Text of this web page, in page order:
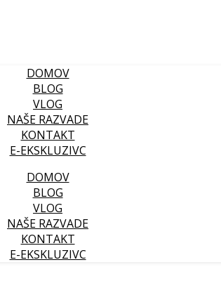
DOMOV
BLOG
VLOG
NAŠE RAZVADE
KONTAKT
E-EKSKLUZIVC
DOMOV
BLOG
VLOG
NAŠE RAZVADE
KONTAKT
E-EKSKLUZIVC